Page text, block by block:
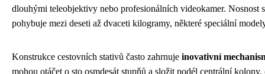
dlouhými teleobjektivy nebo profesionálních videokamer. Nosnost
pohybuje mezi deseti až dvaceti kilogramy, některé speciální
Konstrukce cestovních stativů často zahrnuje inovativní
mohou otáčet o sto osmdesát stupňů a složit podél centrální